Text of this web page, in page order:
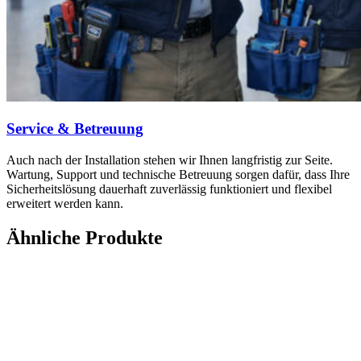
Service & Betreuung
Auch nach der Installation stehen wir Ihnen langfristig zur Seite.
Wartung, Support und technische Betreuung sorgen dafür, dass Ihre
Sicherheitslösung dauerhaft zuverlässig funktioniert und flexibel
erweitert werden kann.
Ähnliche Produkte